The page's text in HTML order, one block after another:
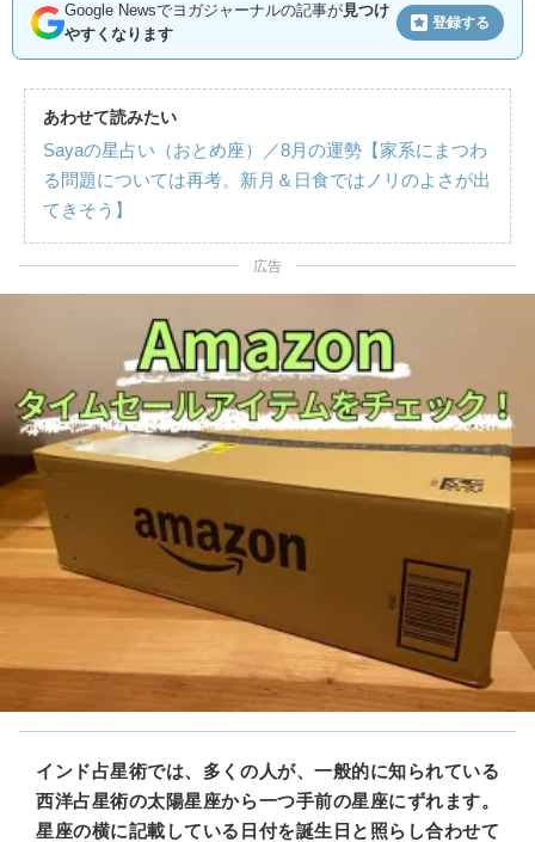
Google Newsでヨガジャーナルの記事が見つけ
やすくなります
登録する
あわせて読みたい
Sayaの星占い（おとめ座）／8月の運勢【家系にまつわ
る問題については再考。新月＆日食ではノリのよさが出
てきそう】
広告
インド占星術では、多くの人が、一般的に知られている
西洋占星術の太陽星座から一つ手前の星座にずれます。
星座の横に記載している日付を誕生日と照らし合わせて